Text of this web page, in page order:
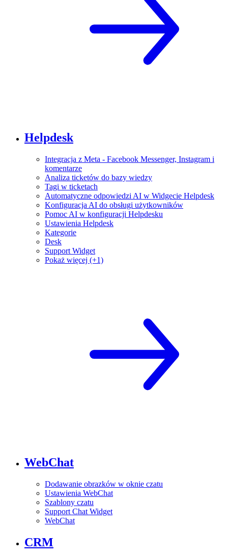
Helpdesk
Integracja z Meta - Facebook Messenger, Instagram i
komentarze
Analiza ticketów do bazy wiedzy
Tagi w ticketach
Automatyczne odpowiedzi AI w Widgecie Helpdesk
Konfiguracja AI do obsługi użytkowników
Pomoc AI w konfiguracji Helpdesku
Ustawienia Helpdesk
Kategorie
Desk
Support Widget
Pokaż więcej (+1)
WebChat
Dodawanie obrazków w oknie czatu
Ustawienia WebChat
Szablony czatu
Support Chat Widget
WebChat
CRM